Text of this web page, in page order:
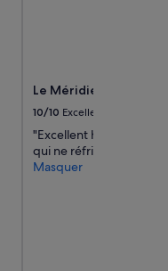
Le Méridien Paris Arc
10/10 Excellent
"Excellent hôtel bien
qui ne réfrigérait
Masquer